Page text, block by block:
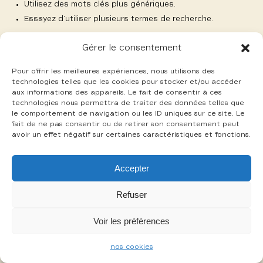
Gérer le consentement
Pour offrir les meilleures expériences, nous utilisons des
technologies telles que les cookies pour stocker et/ou accéder
aux informations des appareils. Le fait de consentir à ces
technologies nous permettra de traiter des données telles que
le comportement de navigation ou les ID uniques sur ce site. Le
fait de ne pas consentir ou de retirer son consentement peut
avoir un effet négatif sur certaines caractéristiques et fonctions.
Accepter
Refuser
Voir les préférences
nos cookies
Utilisez des mots clés plus génériques.
Essayez d’utiliser plusieurs termes de recherche.
-
mentions légales